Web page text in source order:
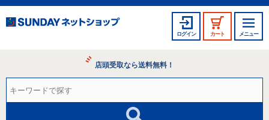
ログイン カート メニュー
店頭受取なら送料無料！